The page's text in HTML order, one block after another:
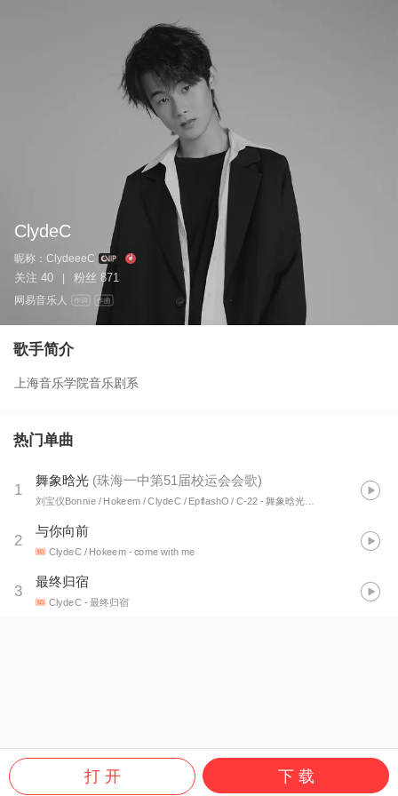
ClydeC
昵称： ClydeeeC
关注 40 粉丝 871
网易音乐人 作词 作曲
歌手简介
上海音乐学院音乐剧系
热门单曲
1
舞象晗光 (珠海一中第51届校运会会歌)
刘宝仪Bonnie / Hokeem / ClydeC / EpflashO / C-22 - 舞象晗光（珠海一中第51届校运会会歌）
2
与你向前
ClydeC / Hokeem- come with me
3
最终归宿
ClydeC- 最终归宿
打 开 下 载